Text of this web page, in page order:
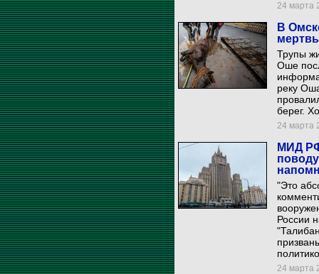
24 марта
В
Трупы
Оше
реку
берег.
24 марта
МИД
"Это
России
24 марта